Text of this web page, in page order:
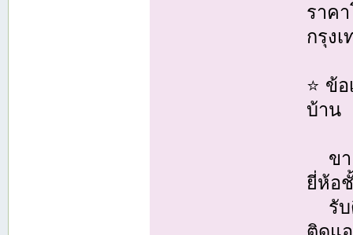
ราค
กรุง
⭐ ข้
บ้าน
ขา
ยี่ห้อ
รับ